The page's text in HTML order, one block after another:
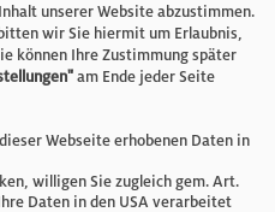
unserer Website abzustimmen.
wir Sie hiermit um Erlaubnis,
können Ihre Zustimmung später
am Ende jeder Seite
Webseite erhobenen Daten in
willigen Sie zugleich gem. Art.
Daten in den USA verarbeitet